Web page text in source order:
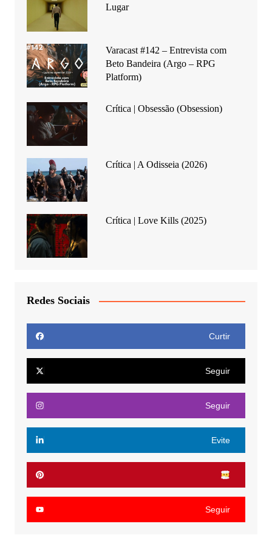
Lugar
Varacast #142 – Entrevista com
Beto Bandeira (Argo – RPG
Platform)
Crítica | Obsessão (Obsession)
Crítica | A Odisseia (2026)
Crítica | Love Kills (2025)
Redes Sociais
Curtir
Seguir
Seguir
Evite
Seguir